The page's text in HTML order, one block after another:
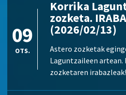
09
OTS.
Korrika
zozketa.
(2026/02/13)
Astero zozketak
Laguntzaileen artean.
zozketaren